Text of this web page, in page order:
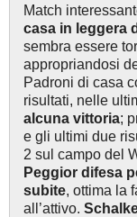
Match
casa in leggera
sembra essere
appropriandosi
Padroni di casa
risultati, nelle
alcuna vittoria;
e gli ultimi due
2 sul campo del
Peggior difesa
subite, ottima la
all’attivo.